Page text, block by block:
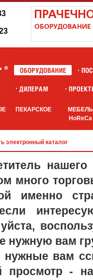
ПЕКАРСКОЕ
МЕБЕЛЬ
HoReCa
электронный каталог
много
именно
если
нужную вам
нужные вам
просмотр -